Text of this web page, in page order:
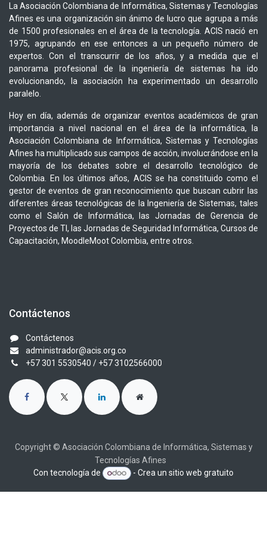
La Asociación Colombiana de Informática, Sistemas y Tecnologías
Afines es una organización sin ánimo de lucro que agrupa a más
de 1500 profesionales en el área de la tecnología. ACIS nació en
1975, agrupando en ese entonces a un pequeño número de
expertos. Con el transcurrir de los años, y a medida que el
panorama profesional de la ingeniería de sistemas ha ido
evolucionando, la asociación ha experimentado un desarrollo
paralelo.
Hoy en día, además de organizar eventos académicos de gran
importancia a nivel nacional en el área de la informática, la
Asociación Colombiana de Informática, Sistemas y Tecnologías
Afines ha multiplicado sus campos de acción, involucrándose en la
mayoría de los debates sobre el desarrollo tecnológico de
Colombia. En los últimos años, ACIS se ha constituido como el
gestor de eventos de gran reconocimiento que buscan cubrir las
diferentes áreas tecnológicas de la Ingeniería de Sistemas, tales
como el Salón de Informática, las Jornadas de Gerencia de
Proyectos de TI, las Jornadas de Seguridad Informática, Cursos de
Capacitación, MoodleMoot Colombia, entre otros.
Contáctenos
Contáctenos
administrador@acis.org.co
+57 301 5530540 / +57 3102566000
Copyright © Asociación Colombiana de Informática, Sistemas y
Tecnologías Afines
Con tecnología de
- Crea unsitio web gratuito